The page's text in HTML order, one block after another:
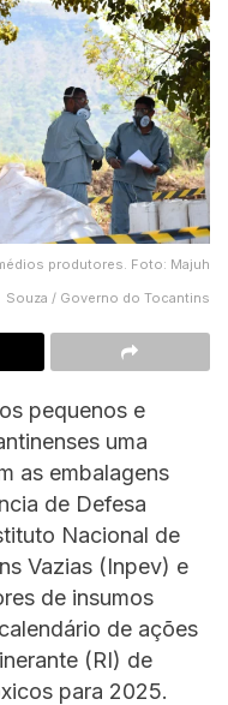
produtores. Foto: Majuh
Souza / Governo do Tocantins
pequenos e
uma
as embalagens
de Defesa
Nacional de
Vazias (Inpev) e
de insumos
de ações
(RI) de
para 2025.